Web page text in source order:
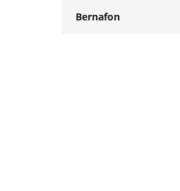
Bernafon